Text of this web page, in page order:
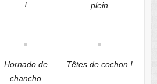
!
plein
Hornado de
chancho
Têtes de cochon !